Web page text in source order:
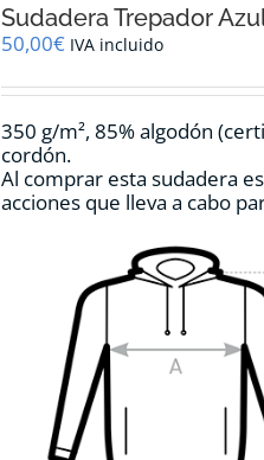
opciones
elegir
la
de
producto
Sudadera Trepador
50,00€ IVA incluido
350 g/m², 85% algodón
cordón.
Al comprar esta sudadera
acciones que lleva a cabo